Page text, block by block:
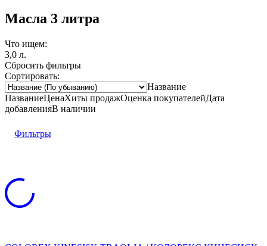
Масла 3 литра
Что ищем:
3,0 л.
Сбросить фильтры
Сортировать:
Название
НазваниеЦенаХиты продажОценка покупателейДата
добавленияВ наличии
Фильтры